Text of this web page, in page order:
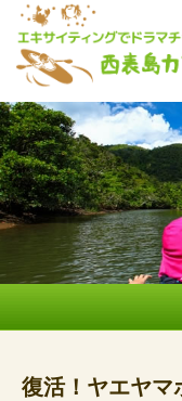
復活！ヤエヤ